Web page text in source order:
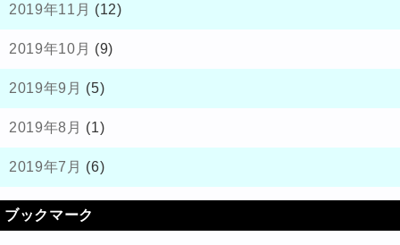
2019年11月 (12)
2019年10月 (9)
2019年9月 (5)
2019年8月 (1)
2019年7月 (6)
ブックマーク